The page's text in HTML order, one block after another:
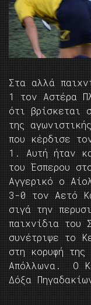
Στα αλλά
1 τον Αστέρα
ότι βρίσκεται
της
που κέρδισε
1. Αυτή ήταν
του Έσπερου
Αγγερικό ο
3-0 τον Αετό
σιγά την
παιχνίδια του
συνέτριψε το
στη κορυφή
Απόλλωνα. Ο
Δόξα